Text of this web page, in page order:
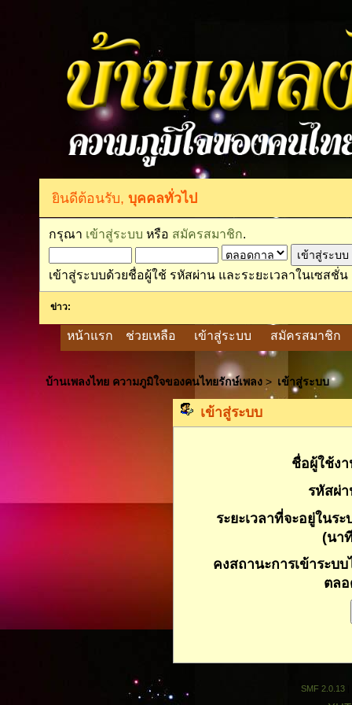
ยินดีต้อนรับ, บุคคลทั่วไป
กรุณา เข้าสู่ระบบ หรือ สมัครสมาชิก.
เข้าสู่ระบบด้วยชื่อผู้ใช้ รหัสผ่าน และระยะเวลาในเซสชั่น
ข่าว:
หน้าแรก ช่วยเหลือ เข้าสู่ระบบ สมัครสมาชิก
บ้านเพลงไทย ความภูมิใจของคนไทยรักษ์เพลง> เข้าสู่ระบบ
เข้าสู่ระบบ
ชื่อผู้ใช้ง
รหัสผ่
ระยะเวลาที่จะอยู่ในระ
(นา
คงสถานะการเข้าระบบ
ตล
SMF 2.0.13